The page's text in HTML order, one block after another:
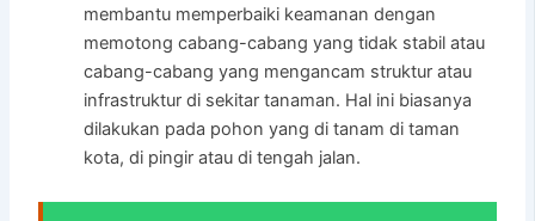
membantu memperbaiki keamanan dengan
memotong cabang-cabang yang tidak stabil atau
cabang-cabang yang mengancam struktur atau
infrastruktur di sekitar tanaman. Hal ini biasanya
dilakukan pada pohon yang di tanam di taman
kota, di pingir atau di tengah jalan.